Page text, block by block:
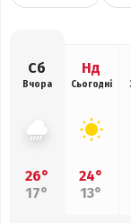
Сб
Вчора
26°
17°
Нд
Сьогодні
24°
13°